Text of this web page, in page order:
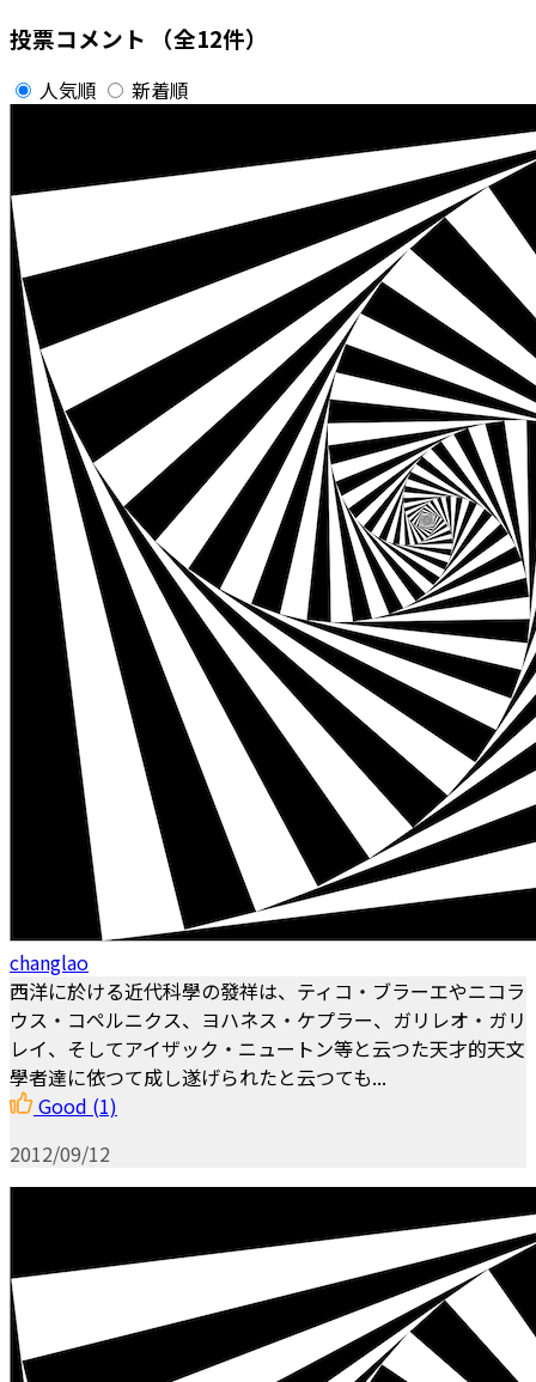
投票コメント （全12件）
人気順 新着順
changlao
西洋に於ける近代科學の發祥は、ティコ・ブラーエやニコラ
ウス・コペルニクス、ヨハネス・ケプラー、ガリレオ・ガリ
レイ、そしてアイザック・ニュートン等と云つた天才的天文
學者達に依つて成し遂げられたと云つても...
Good (1)
2012/09/12